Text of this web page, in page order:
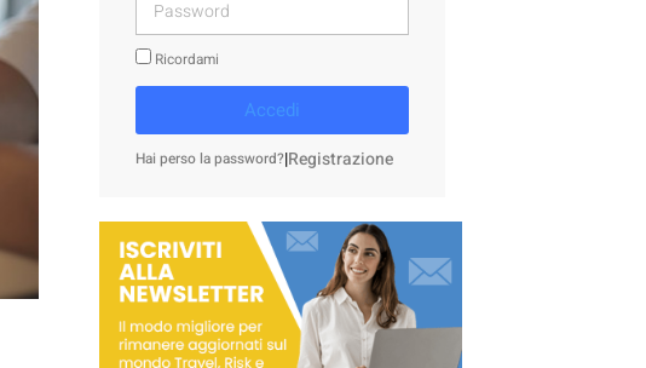
Ricordami
Accedi
Hai perso la password?|Registrazione